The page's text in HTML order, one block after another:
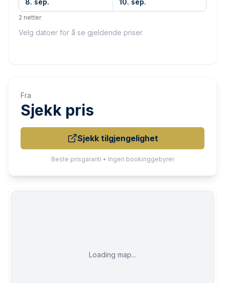
8. sep. 10. sep.
2 netter
Velg datoer for å se gjeldende priser
Fra
Sjekk pris
Sjekk tilgjengelighet
Beste prisgaranti • Ingen bookinggebyrer
Loading map...